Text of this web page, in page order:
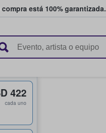
compra está 100% garantizada.
422
cada uno